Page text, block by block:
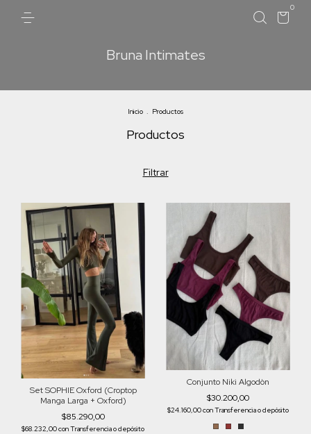
Bruna Intimates
0
Inicio . Productos
Productos
Filtrar
Set SOPHIE Oxford (Croptop
Manga Larga + Oxford)
$85.290,00
$68.232,00conTransferencia o depósito
Conjunto Niki Algodòn
$30.200,00
$24.160,00conTransferencia o depósito